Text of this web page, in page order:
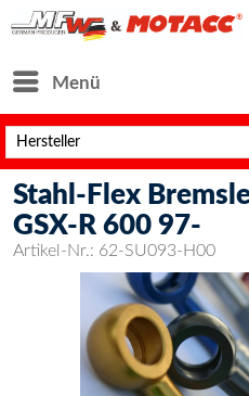
Menü
Stahl-Flex
GSX-R 600 97-
Artikel-Nr.: 62-SU093-H00